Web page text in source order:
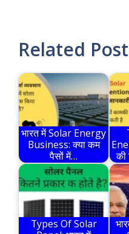
Related
भारत में Solar Energy
Business: क्या कम
पैसों में…
की
Types Of Solar